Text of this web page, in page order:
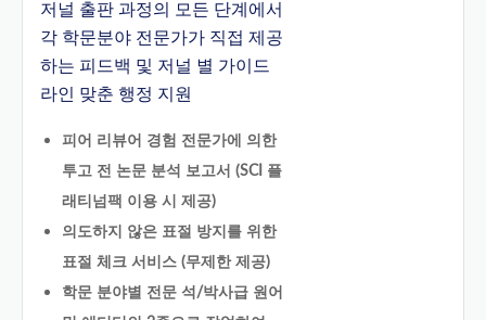
저널 출판 과정의 모든 단계에서
각 학문분야 전문가가 직접 제공
하는 피드백 및 저널 별 가이드
라인 맞춘 행정 지원
피어 리뷰어 경험 전문가에 의한
투고 전 논문 분석 보고서 (SCI 플
래티넘팩 이용 시 제공)
의도하지 않은 표절 방지를 위한
표절 체크 서비스 (무제한 제공)
학문 분야별 전문 석/박사급 원어